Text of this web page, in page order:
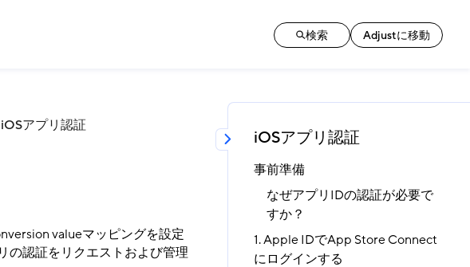
検索 Adjustに移動
iOSアプリ認証
valueマッピングを設定
の認証をリクエストおよび管理
iOSアプリ認証
事前準備
なぜアプリIDの認証が必要で
すか？
1. Apple IDでApp Store Connect
にログインする